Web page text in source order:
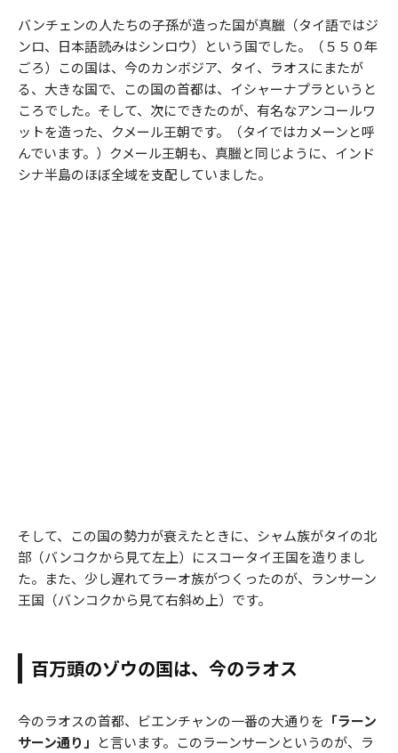
バンチェンの人たちの子孫が造った国が真臘（タイ語ではジ
ンロ、日本語読みはシンロウ）という国でした。（５５０年
ごろ）この国は、今のカンボジア、タイ、ラオスにまたが
る、大きな国で、この国の首都は、イシャーナプラというと
ころでした。そして、次にできたのが、有名なアンコールワ
ットを造った、クメール王朝です。（タイではカメーンと呼
んでいます。）クメール王朝も、真臘と同じように、インド
シナ半島のほぼ全域を支配していました。
そして、この国の勢力が衰えたときに、シャム族がタイの北
部（バンコクから見て左上）にスコータイ王国を造りまし
た。また、少し遅れてラーオ族がつくったのが、ランサーン
王国（バンコクから見て右斜め上）です。
百万頭のゾウの国は、今のラオス
今のラオスの首都、ビエンチャンの一番の大通りを 「ラーン
サーン通り」 と言います。このラーンサーンというのが、ラ